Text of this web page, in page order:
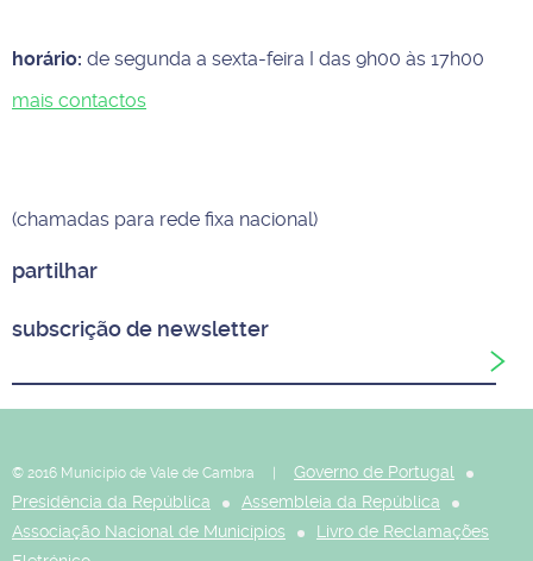
horário: de segunda a sexta-feira I das 9h00 às 17h00
mais contactos
(chamadas para rede fixa nacional)
partilhar
subscrição de newsletter
© 2016 Município de Vale de Cambra |
Governo de Portugal
Presidência da República
Assembleia da República
Associação Nacional de Municípios
Livro de Reclamações